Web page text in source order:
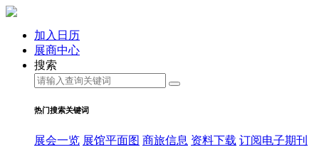
加入日历
展商中心
搜索
热门搜索关键词
展会一览 展馆平面图 商旅信息 资料下载 订阅电子期刊